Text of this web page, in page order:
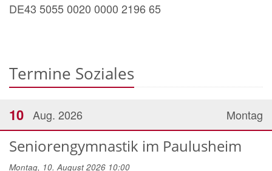
DE43 5055 0020 0000 2196 65
Termine Soziales
Montag
10 Aug. 2026
Seniorengymnastik im Paulusheim
Montag, 10. August 2026 10:00